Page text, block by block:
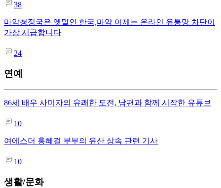
38
마약청정국은 옛말인 한국,마약 이제는 온라인 유통망 차단이
가장 시급합니다
24
연예
86세 배우 사미자의 유쾌한 도전, 남편과 함께 시작한 유튜브
10
여에스더 홍혜걸 부부의 유산 상속 관련 기사
10
생활/문화